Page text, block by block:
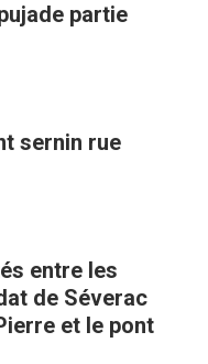
partie
sernin rue
entre les
de Séverac
et le pont